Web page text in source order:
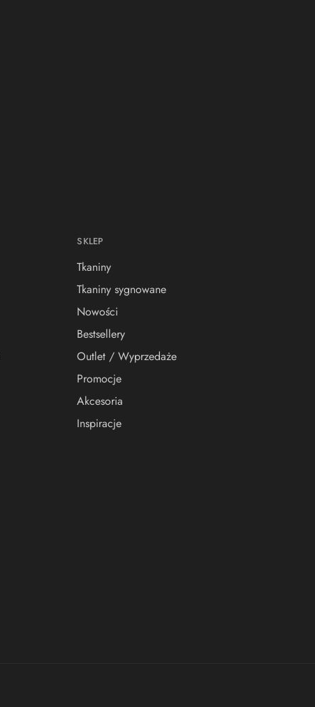
SKLEP
Tkaniny
Tkaniny sygnowane
Nowości
Bestsellery
Outlet / Wyprzedaże
Promocje
Akcesoria
Inspiracje